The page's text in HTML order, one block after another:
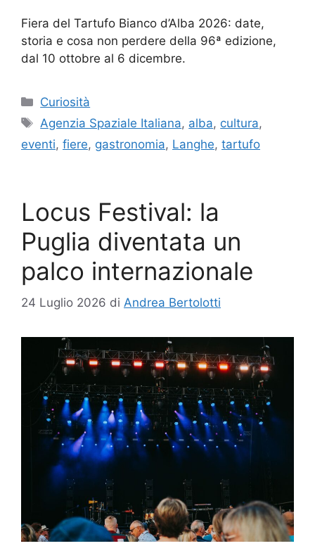
Fiera del Tartufo Bianco d’Alba 2026: date,
storia e cosa non perdere della 96ª edizione,
dal 10 ottobre al 6 dicembre.
Categorie
Curiosità
Tag
Agenzia Spaziale Italiana, alba, cultura,
eventi, fiere, gastronomia, Langhe, tartufo
Locus Festival: la
Puglia diventata un
palco internazionale
24 Luglio 2026 di Andrea Bertolotti